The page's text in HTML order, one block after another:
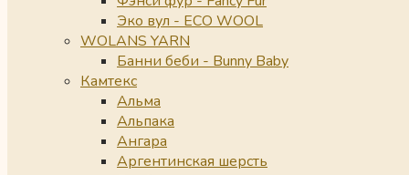
Эко вул - ECO WOOL
WOLANS YARN
Банни беби - Bunny Baby
Камтекс
Альма
Альпака
Ангара
Аргентинская шерсть